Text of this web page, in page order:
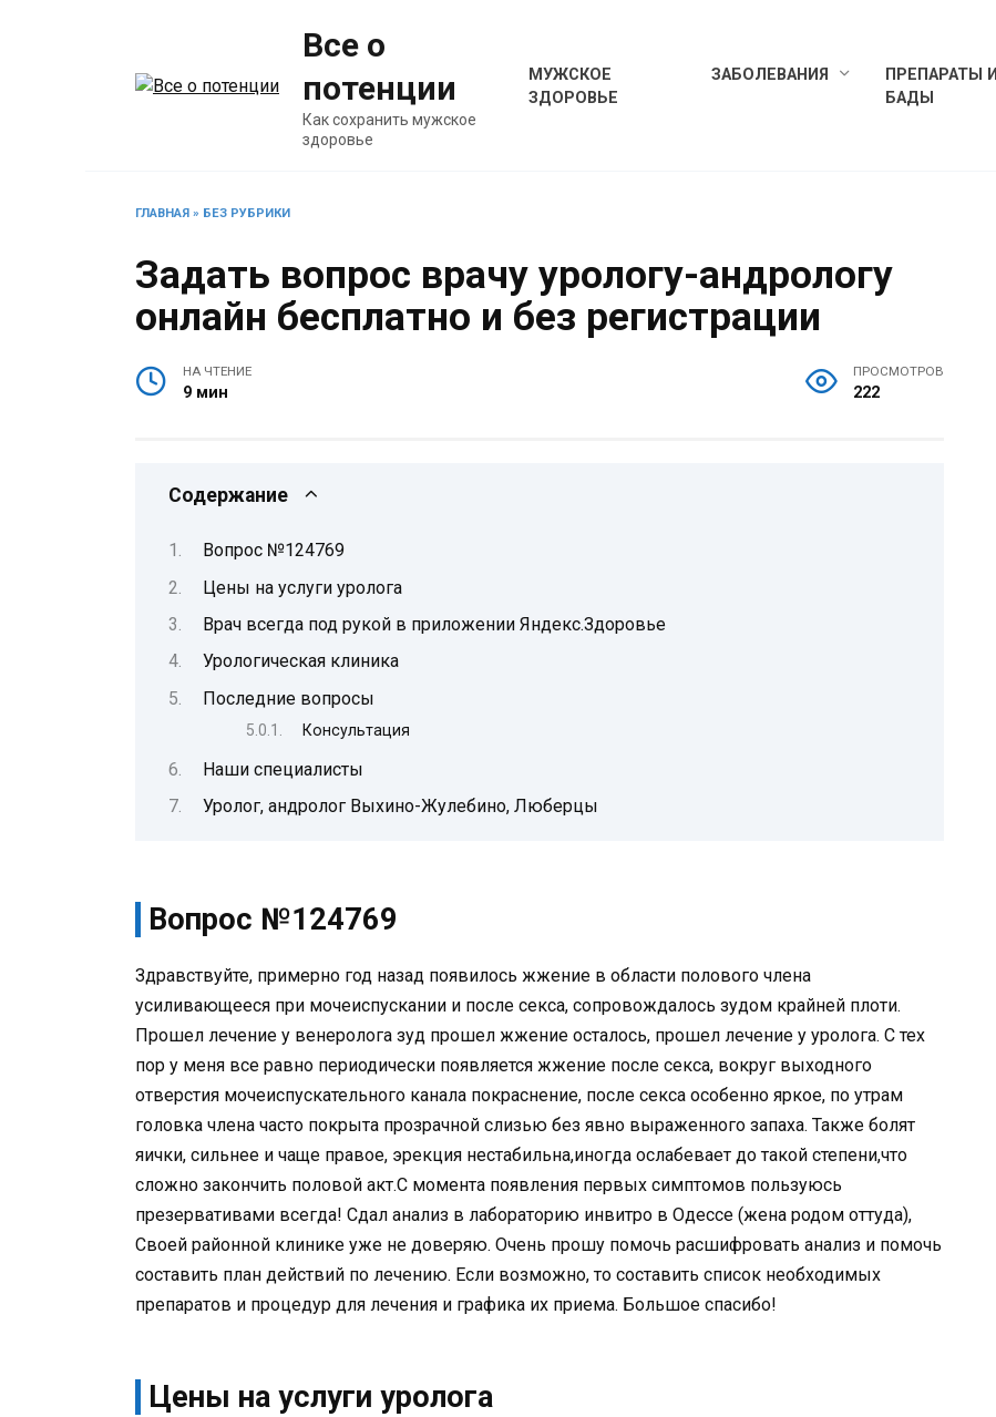
Все о
потенции
Как сохранить мужское
здоровье
МУЖСКОЕ
ЗДОРОВЬЕ
ЗАБОЛЕВАНИЯ
ПРЕПАРАТЫ И
БАДЫ
ГЛАВНАЯ » БЕЗ РУБРИКИ
Задать вопрос врачу урологу-андрологу
онлайн бесплатно и без регистрации
НА ЧТЕНИЕ
9 мин
ПРОСМОТРОВ
222
Содержание
Вопрос №124769
Цены на услуги уролога
Врач всегда под рукой в приложении Яндекс.Здоровье
Урологическая клиника
Последние вопросы
Консультация
Наши специалисты
Уролог, андролог Выхино-Жулебино, Люберцы
Вопрос №124769
Здравствуйте, примерно год назад появилось жжение в области полового члена
усиливающееся при мочеиспускании и после секса, сопровождалось зудом крайней плоти.
Прошел лечение у венеролога зуд прошел жжение осталось, прошел лечение у уролога. С тех
пор у меня все равно периодически появляется жжение после секса, вокруг выходного
отверстия мочеиспускательного канала покраснение, после секса особенно яркое, по утрам
головка члена часто покрыта прозрачной слизью без явно выраженного запаха. Также болят
яички, сильнее и чаще правое, эрекция нестабильна,иногда ослабевает до такой степени,что
сложно закончить половой акт.С момента появления первых симптомов пользуюсь
презервативами всегда! Сдал анализ в лабораторию инвитро в Одессе (жена родом оттуда),
Своей районной клинике уже не доверяю. Очень прошу помочь расшифровать анализ и помочь
составить план действий по лечению. Если возможно, то составить список необходимых
препаратов и процедур для лечения и графика их приема. Большое спасибо!
Цены на услуги уролога